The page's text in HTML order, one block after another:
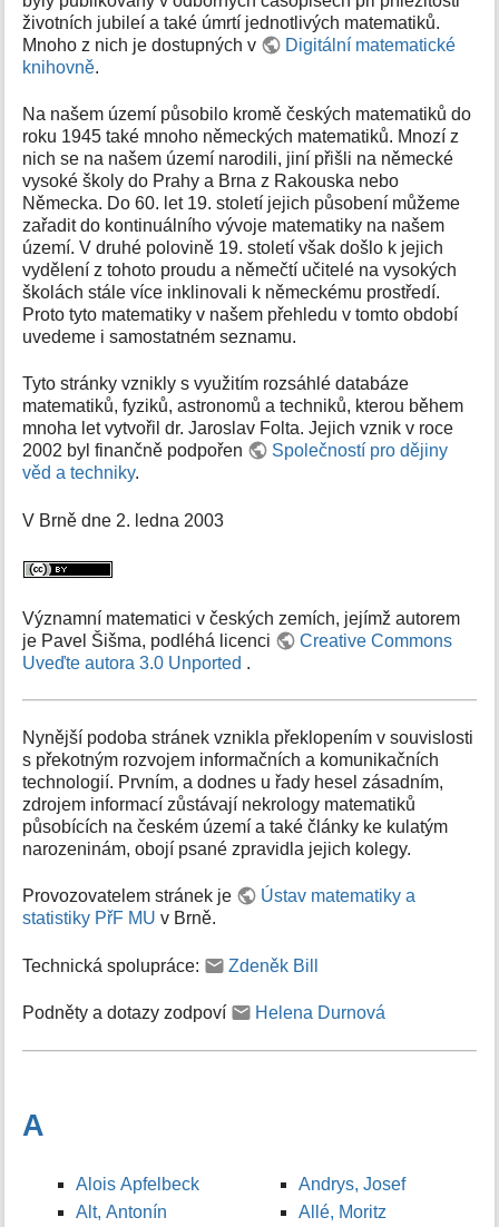
životních jubileí a také úmrtí jednotlivých matematiků.
Mnoho z nich je dostupných v
Digitální matematické
knihovně.
Na našem území působilo kromě českých matematiků do
roku 1945 také mnoho německých matematiků. Mnozí z
nich se na našem území narodili, jiní přišli na německé
vysoké školy do Prahy a Brna z Rakouska nebo
Německa. Do 60. let 19. století jejich působení můžeme
zařadit do kontinuálního vývoje matematiky na našem
území. V druhé polovině 19. století však došlo k jejich
vydělení z tohoto proudu a němečtí učitelé na vysokých
školách stále více inklinovali k německému prostředí.
Proto tyto matematiky v našem přehledu v tomto období
uvedeme i samostatném seznamu.
Tyto stránky vznikly s využitím rozsáhlé databáze
matematiků, fyziků, astronomů a techniků, kterou během
mnoha let vytvořil dr. Jaroslav Folta. Jejich vznik v roce
2002 byl finančně podpořen
Společností pro dějiny
věd a techniky.
V Brně dne 2. ledna 2003
Významní matematici v českých zemích, jejímž autorem
je Pavel Šišma, podléhá licenci
Creative Commons
Uveďte autora 3.0 Unported .
Nynější podoba stránek vznikla překlopením v souvislosti
s překotným rozvojem informačních a komunikačních
technologií. Prvním, a dodnes u řady hesel zásadním,
zdrojem informací zůstávají nekrology matematiků
působících na českém území a také články ke kulatým
narozeninám, obojí psané zpravidla jejich kolegy.
Provozovatelem stránek je
Ústav matematiky a
statistiky PřF MU v Brně.
Technická spolupráce: Zdeněk Bill
Podněty a dotazy zodpoví Helena Durnová
A
Alois Apfelbeck
Alt, Antonín
Andrys, Josef
Allé, Moritz